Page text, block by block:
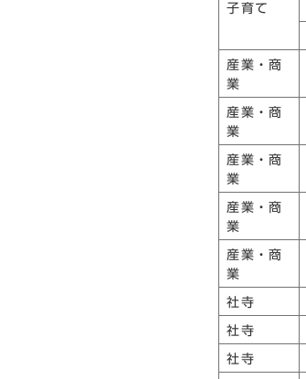
子育て
産業・商
業
産業・商
業
産業・商
業
産業・商
業
産業・商
業
社寺
社寺
社寺